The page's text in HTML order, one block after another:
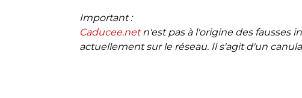
Important :
Caducee.netn'est pas à l'origine des fausses
actuellement sur le réseau. Il s'agit d'un